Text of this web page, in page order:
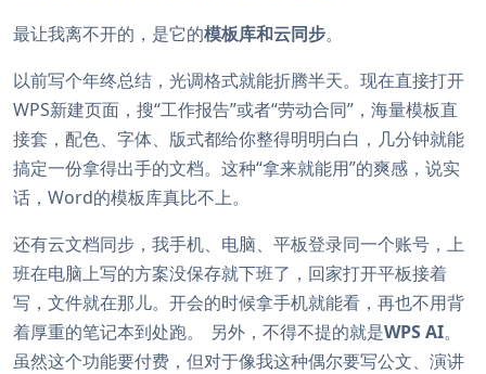
最让我离不开的，是它的模板库和云同步。
以前写个年终总结，光调格式就能折腾半天。现在直接打开
WPS新建页面，搜“工作报告”或者“劳动合同”，海量模板直
接套，配色、字体、版式都给你整得明明白白，几分钟就能
搞定一份拿得出手的文档。这种“拿来就能用”的爽感，说实
话，Word的模板库真比不上。
还有云文档同步，我手机、电脑、平板登录同一个账号，上
班在电脑上写的方案没保存就下班了，回家打开平板接着
写，文件就在那儿。开会的时候拿手机就能看，再也不用背
着厚重的笔记本到处跑。
另外，不得不提的就是WPS AI。
虽然这个功能要付费，但对于像我这种偶尔要写公文、演讲